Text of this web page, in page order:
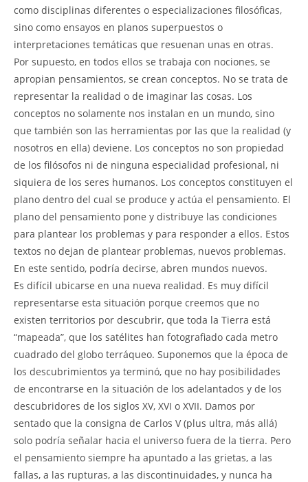
como disciplinas diferentes o especializaciones filosóficas,
sino como ensayos en planos superpuestos o
interpretaciones temáticas que resuenan unas en otras.
Por supuesto, en todos ellos se trabaja con nociones, se
apropian pensamientos, se crean conceptos. No se trata de
representar la realidad o de imaginar las cosas. Los
conceptos no solamente nos instalan en un mundo, sino
que también son las herramientas por las que la realidad (y
nosotros en ella) deviene. Los conceptos no son propiedad
de los filósofos ni de ninguna especialidad profesional, ni
siquiera de los seres humanos. Los conceptos constituyen el
plano dentro del cual se produce y actúa el pensamiento. El
plano del pensamiento pone y distribuye las condiciones
para plantear los problemas y para responder a ellos. Estos
textos no dejan de plantear problemas, nuevos problemas.
En este sentido, podría decirse, abren mundos nuevos.
Es difícil ubicarse en una nueva realidad. Es muy difícil
representarse esta situación porque creemos que no
existen territorios por descubrir, que toda la Tierra está
“mapeada”, que los satélites han fotografiado cada metro
cuadrado del globo terráqueo. Suponemos que la época de
los descubrimientos ya terminó, que no hay posibilidades
de encontrarse en la situación de los adelantados y de los
descubridores de los siglos XV, XVI o XVII. Damos por
sentado que la consigna de Carlos V (plus ultra, más allá)
solo podría señalar hacia el universo fuera de la tierra. Pero
el pensamiento siempre ha apuntado a las grietas, a las
fallas, a las rupturas, a las discontinuidades, y nunca ha